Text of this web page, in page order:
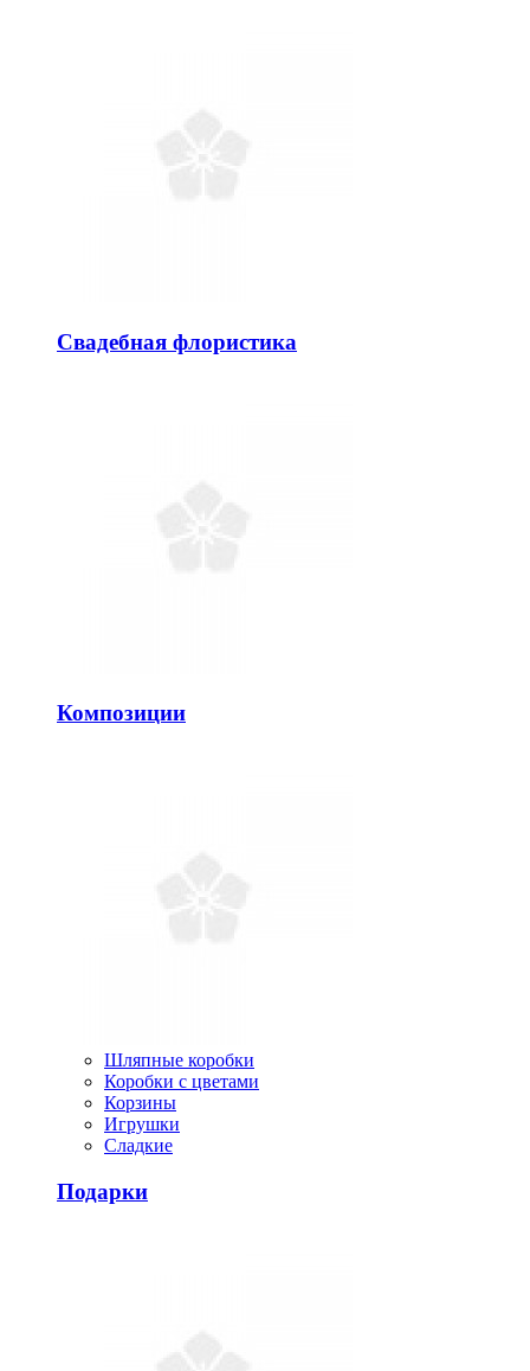
Свадебная флористика
Композиции
Шляпные коробки
Коробки с цветами
Корзины
Игрушки
Сладкие
Подарки